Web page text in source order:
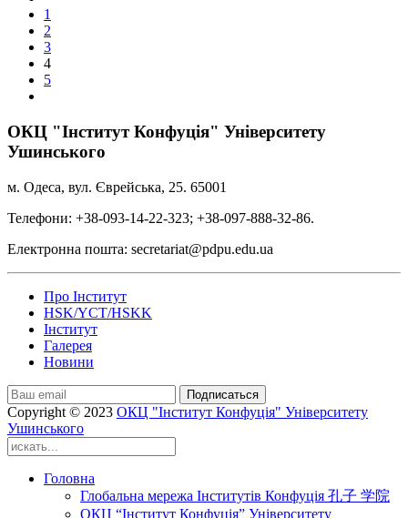
1
2
3
4
5
ОКЦ "Інститут Конфуція" Університету
Ушинського
м. Одеса, вул. Єврейська, 25. 65001
Телефони: +38-093-14-22-323; +38-097-888-32-86.
Електронна пошта: secretariat@pdpu.edu.ua
Про Інститут
HSK/YCT/HSKK
Інститут
Галерея
Новини
Подписаться
Copyright © 2023 ОКЦ "Інститут Конфуція" Університету
Ушинського
Головна
Глобальна мережа Інститутів Конфуція 孔子 学院
ОКЦ “Інститут Конфуція” Університету